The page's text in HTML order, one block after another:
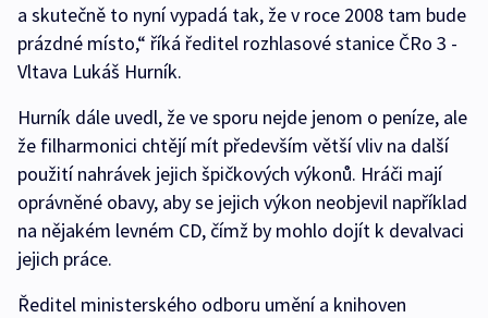
a skutečně to nyní vypadá tak, že v roce 2008 tam bude
prázdné místo,“ říká ředitel rozhlasové stanice ČRo 3 -
Vltava Lukáš Hurník.
Hurník dále uvedl, že ve sporu nejde jenom o peníze, ale
že filharmonici chtějí mít především větší vliv na další
použití nahrávek jejich špičkových výkonů. Hráči mají
oprávněné obavy, aby se jejich výkon neobjevil například
na nějakém levném CD, čímž by mohlo dojít k devalvaci
jejich práce.
Ředitel ministerského odboru umění a knihoven